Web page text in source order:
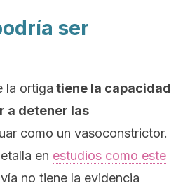
ser
la ortiga tiene la capacidad
a detener las
como un vasoconstrictor.
en estudios como este
no tiene la evidencia